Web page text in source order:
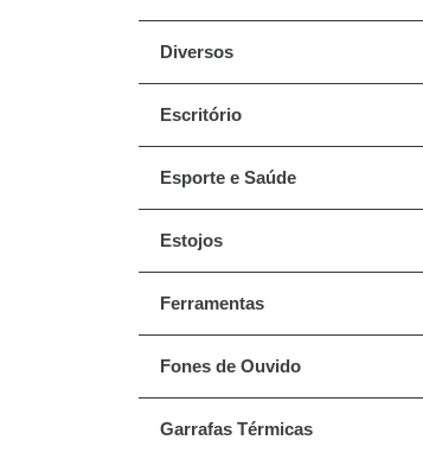
Diversos
Escritório
Esporte e Saúde
Estojos
Ferramentas
Fones de Ouvido
Garrafas Térmicas